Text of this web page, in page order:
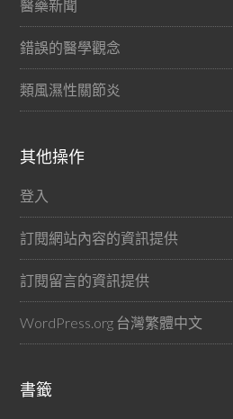
醫藥新聞
錯誤的醫學觀念
類風濕性關節炎
其他操作
登入
訂閱網站內容的資訊提供
訂閱留言的資訊提供
WordPress.org 台灣繁體中文
書籤